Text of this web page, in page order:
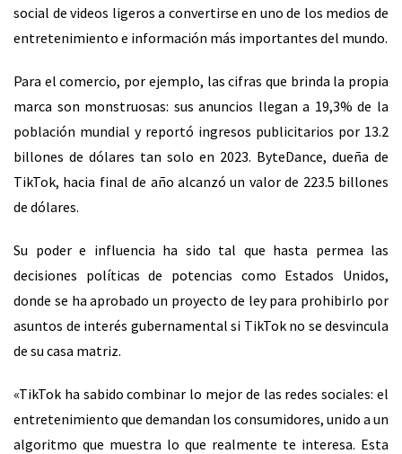
social de videos ligeros a convertirse en uno de los medios de
entretenimiento e información más importantes del mundo.
Para el comercio, por ejemplo, las cifras que brinda la propia
marca son monstruosas: sus anuncios llegan a 19,3% de la
población mundial y reportó ingresos publicitarios por 13.2
billones de dólares tan solo en 2023. ByteDance, dueña de
TikTok, hacia final de año alcanzó un valor de 223.5 billones
de dólares.
Su poder e influencia ha sido tal que hasta permea las
decisiones políticas de potencias como Estados Unidos,
donde se ha aprobado un proyecto de ley para prohibirlo por
asuntos de interés gubernamental si TikTok no se desvincula
de su casa matriz.
«TikTok ha sabido combinar lo mejor de las redes sociales: el
entretenimiento que demandan los consumidores, unido a un
algoritmo que muestra lo que realmente te interesa. Esta